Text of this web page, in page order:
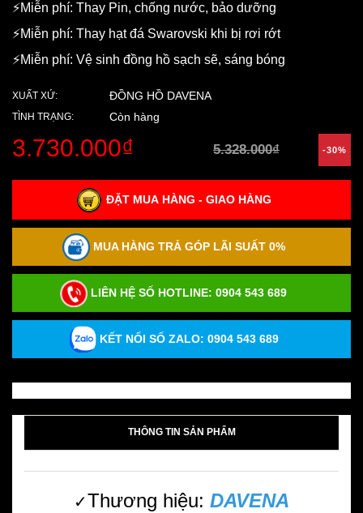
⚡️Miễn phí: Thay Pin, chống nước, bảo dưỡng
⚡️Miễn phí: Thay hạt đá Swarovski khi bị rơi rớt
⚡️Miễn phí: Vệ sinh đồng hồ sạch sẽ, sáng bóng
XUẤT XỨ: ĐỒNG HỒ DAVENA
TÌNH TRẠNG: Còn hàng
3.730.000₫ 5.328.000₫ -30%
ĐẶT MUA HÀNG - GIAO HÀNG
MUA HÀNG TRẢ GÓP LÃI SUẤT 0%
LIÊN HỆ SỐ HOTLINE: 0904 543 689
KẾT NỐI SỐ ZALO: 0904 543 689
THÔNG TIN SẢN PHẨM
✓Thương hiệu: DAVENA